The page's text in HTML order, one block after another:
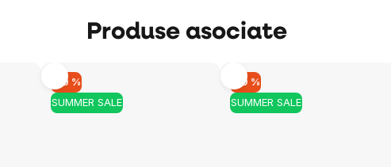
Produse asociate
SUMMER SALE
–10 %
SUMMER SALE
–19 %